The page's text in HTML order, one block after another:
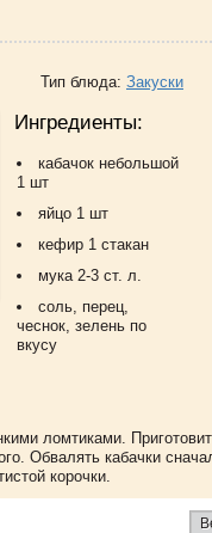
Тип блюда: Закуски
Ингредиенты:
кабачок небольшой
1 шт
яйцо 1 шт
кефир 1 стакан
мука 2-3 ст. л.
соль, перец,
чеснок, зелень по
вкусу
ломтиками.
Обвалять кабачки
корочки.